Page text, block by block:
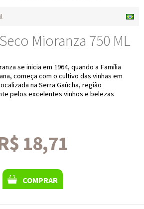
Mioranza 750 ML
se inicia em 1964, quando a Família
começa com o cultivo das vinhas em
na Serra Gaúcha, região
pelos excelentes vinhos e belezas
18,71
COMPRAR